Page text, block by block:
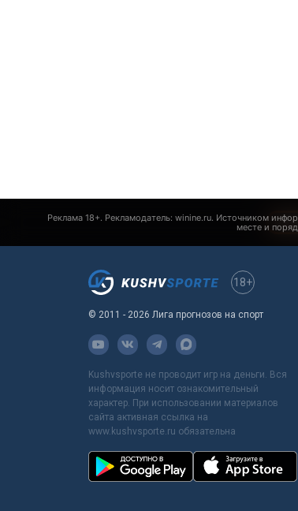
18+
© 2011 - 2026 Лига прогнозов на спорт
Kushvsporte не проводит игр на деньги. Вся
информация носит ознакомительный
характер. При использовании материалов
сайта активная ссылка на
www.kushvsporte.ru обязательна